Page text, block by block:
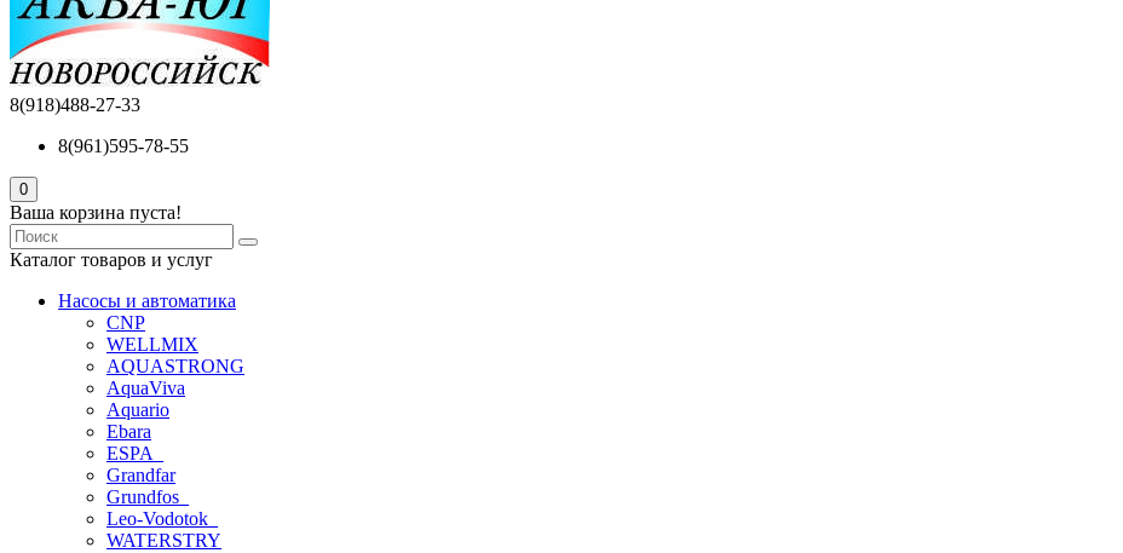
8(918)488-27-33
8(961)595-78-55
0
Ваша корзина пуста!
Каталог товаров и услуг
Насосы и автоматика
CNP
WELLMIX
AQUASTRONG
AquaViva
Aquario
Ebara
ESPA_
Grandfar
Grundfos_
Leo-Vodotok_
WATERSTRY